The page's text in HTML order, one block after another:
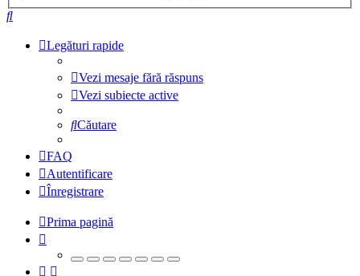
Căutare
Legături rapide
Vezi mesaje fără răspuns
Vezi subiecte active
Căutare
FAQ
Autentificare
Înregistrare
Prima pagină